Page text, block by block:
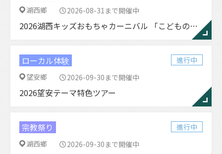
湖西鄉
2026-08-31まで開催中
2026湖西キッズおもちゃカーニバル 「こどもの春」＆モノを大切にするエコ啓発イベント
ローカル体験
進行中
望安鄉
2026-09-30まで開催中
2026望安テーマ特色ツアー
宗教祭り
進行中
湖西鄉
2026-09-30まで開催中